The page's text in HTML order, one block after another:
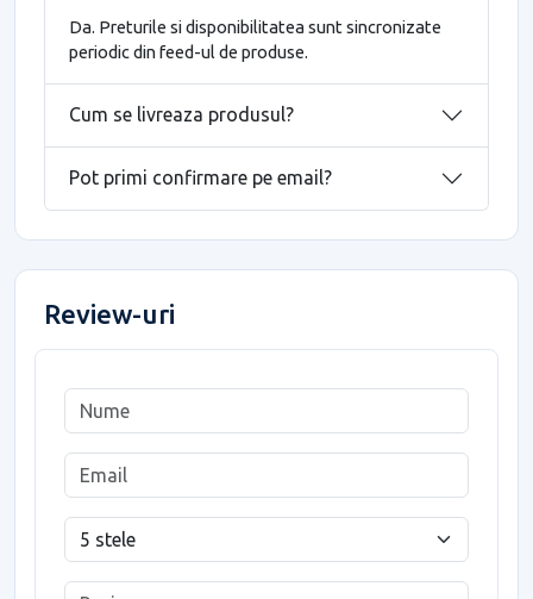
Da. Preturile si disponibilitatea sunt sincronizate
periodic din feed-ul de produse.
Cum se livreaza produsul?
Pot primi confirmare pe email?
Review-uri